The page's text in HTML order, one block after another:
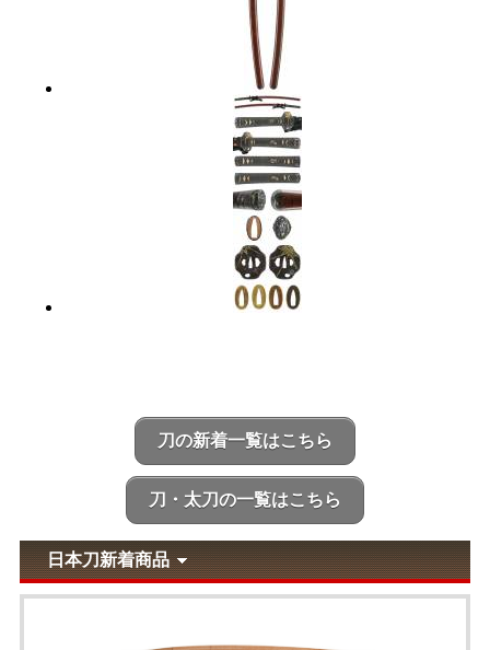
刀の新着一覧はこちら
刀・太刀の一覧はこちら
日本刀新着商品